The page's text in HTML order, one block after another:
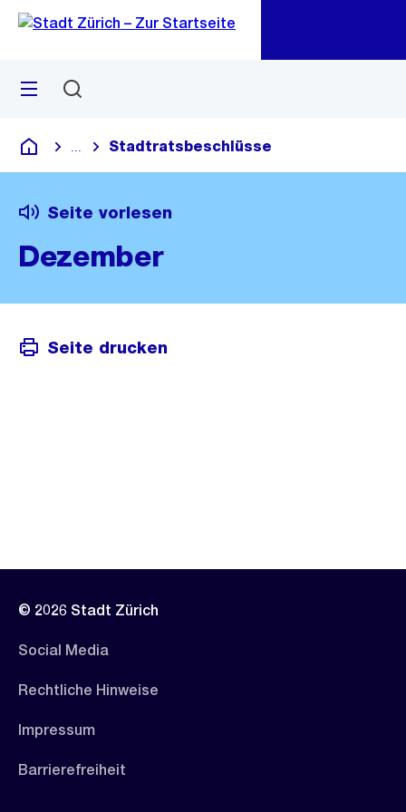
Navigation
Sprunglink
Menü
Deutsch
Blende alle Breadcrumbs ein
Stadtratsbeschlüsse
Seite vorlesen
Dezember
Seite drucken
© 2026 Stadt Zürich
Social Media
Rechtliche Hinweise
Impressum
Barrierefreiheit